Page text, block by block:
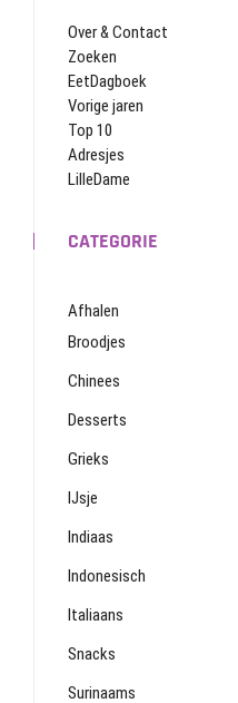
Over & Contact
Zoeken
EetDagboek
Vorige jaren
Top 10
Adresjes
LilleDame
CATEGORIE
Afhalen
Broodjes
Chinees
Desserts
Grieks
IJsje
Indiaas
Indonesisch
Italiaans
Snacks
Surinaams